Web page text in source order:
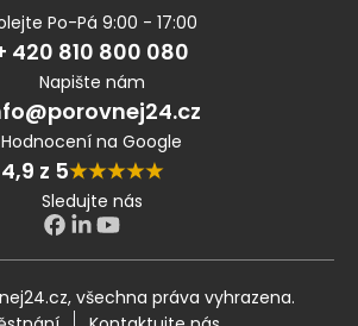
Po-Pá 9:00 - 17:00
420 810 800 080
Napište nám
Hodnocení na Google
4,9 z 5
Sledujte nás
všechna práva vyhrazena.